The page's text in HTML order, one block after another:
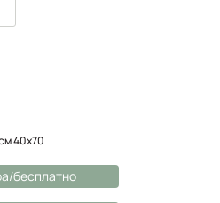
40x70
бесплатно